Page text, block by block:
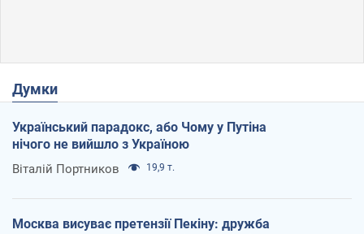
Думки
Український парадокс, або Чому у Путіна
нічого не вийшло з Україною
Віталій Портников 19,9 т.
Москва висуває претензії Пекіну: дружба